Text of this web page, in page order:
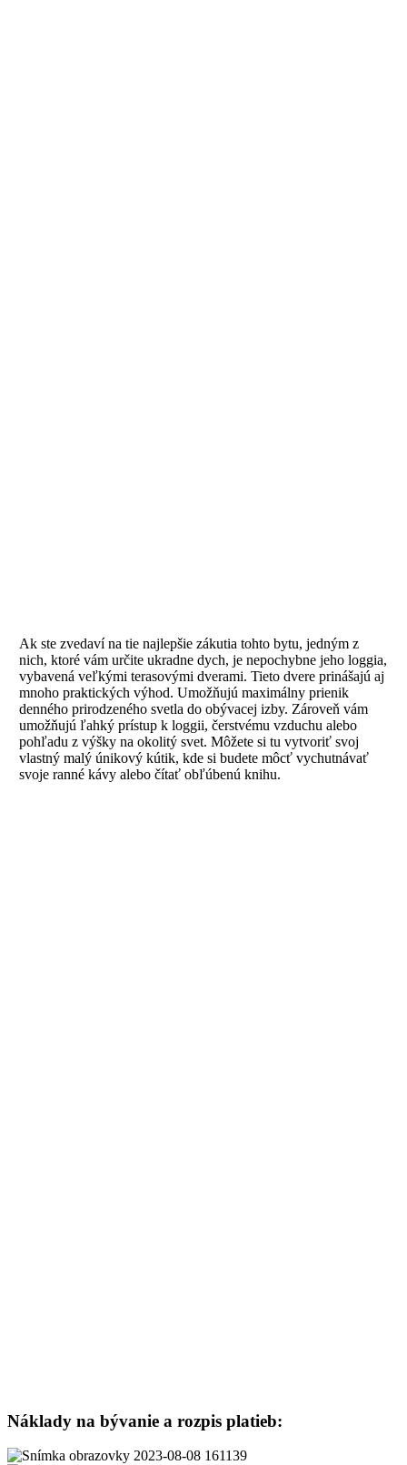
Ak ste zvedaví na tie najlepšie zákutia tohto bytu, jedným z
nich, ktoré vám určite ukradne dych, je nepochybne jeho loggia,
vybavená veľkými terasovými dverami. Tieto dvere prinášajú aj
mnoho praktických výhod. Umožňujú maximálny prienik
denného prirodzeného svetla do obývacej izby. Zároveň vám
umožňujú ľahký prístup k loggii, čerstvému vzduchu alebo
pohľadu z výšky na okolitý svet. Môžete si tu vytvoriť svoj
vlastný malý únikový kútik, kde si budete môcť vychutnávať
svoje ranné kávy alebo čítať obľúbenú knihu.
Náklady na bývanie a rozpis platieb: